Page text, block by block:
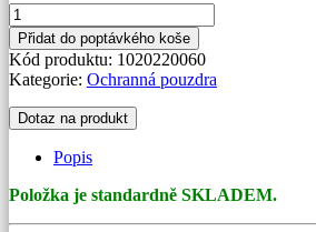
Ochranné
pouzdro
zkoušečky
VN
101/102/103
množství
Přidat do poptávkého koše
Kód produktu: 1020220060
Kategorie: Ochranná pouzdra
Dotaz na produkt
Popis
Položka je standardně SKLADEM.